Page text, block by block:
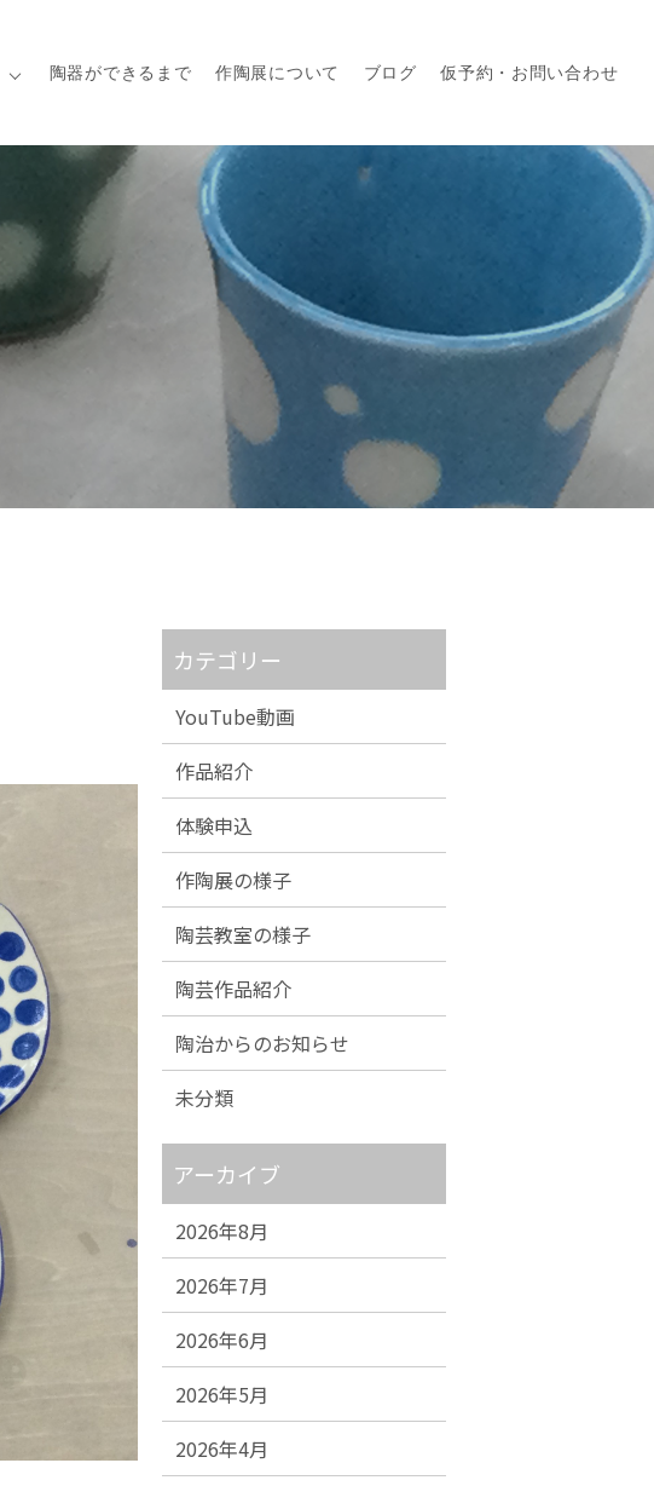
陶器ができるまで 作陶展について ブログ 仮予約・お問い合わせ
カテゴリー
YouTube動画
作品紹介
体験申込
作陶展の様子
陶芸教室の様子
陶芸作品紹介
陶治からのお知らせ
未分類
アーカイブ
2026年8月
2026年7月
2026年6月
2026年5月
2026年4月